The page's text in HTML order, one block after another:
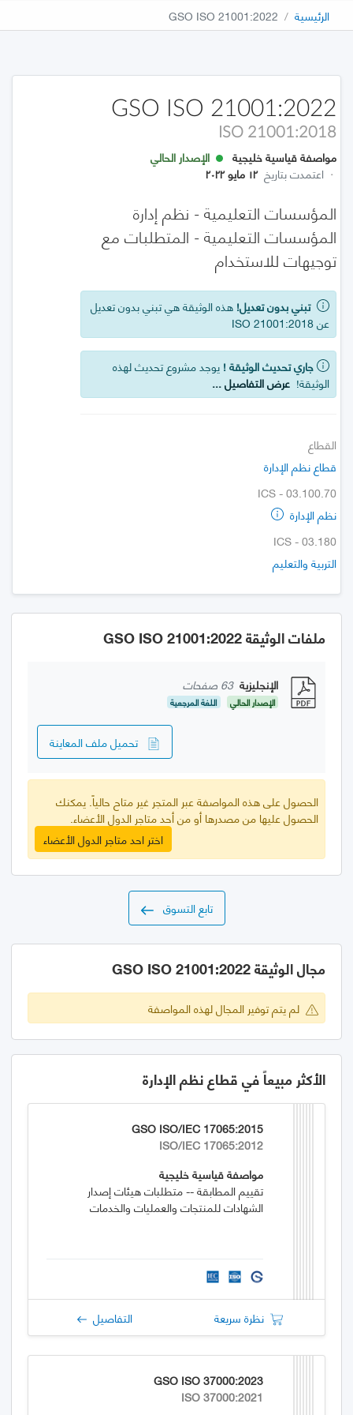
الرئيسية GSO ISO 21001:2022
GSO ISO 21001:2022
ISO 21001:2018
مواصفة قياسية خليجية
الإصدار الحالي
· اعتمدت بتاريخ ١٢ مايو ٢٠٢٢
المؤسسات التعليمية - نظم إدارة
المؤسسات التعليمية - المتطلبات مع
توجيهات للاستخدام
تبني بدون تعديل! هذه الوثيقة هي تبني بدون تعديل
عن ISO 21001:2018
جاري تحديث الوثيقة ! يوجد مشروع تحديث لهذه
الوثيقة! عرض التفاصيل ...
القطاع
قطاع نظم الإدارة
ICS - 03.100.70
نظم الإدارة
ICS - 03.180
التربية والتعليم
ملفات الوثيقة GSO ISO 21001:2022
الإنجليزية 63 صفحات
الإصدار الحالي اللغة المرجعية
تحميل ملف المعاينة
الحصول على هذه المواصفة عبر المتجر غير متاح حالياً. يمكنك
الحصول عليها من مصدرها أو من أحد متاجر الدول الأعضاء.
اختر احد متاجر الدول الأعضاء
تابع التسوق
مجال الوثيقة GSO ISO 21001:2022
لم يتم توفير المجال لهذه المواصفة
الأكثر مبيعاً في قطاع نظم الإدارة
GSO ISO/IEC 17065:2015
ISO/IEC 17065:2012
مواصفة قياسية خليجية
تقييم المطابقة -- متطلبات هيئات إصدار
الشهادات للمنتجات والعمليات والخدمات
نظرة سريعة التفاصيل
GSO ISO 37000:2023
ISO 37000:2021